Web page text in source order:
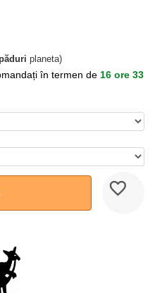
planeta)
în termen de 16 ore 33